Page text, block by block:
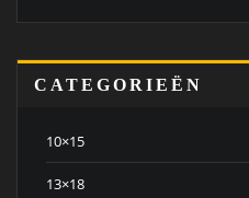
CATEGORIEËN
10×15
13×18